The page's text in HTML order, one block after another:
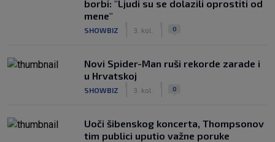
borbi: "Ljudi su se dolazili oprostiti od
mene"
SHOWBIZ 3. kol. 0
Novi Spider-Man ruši rekorde zarade i
u Hrvatskoj
SHOWBIZ 3. kol. 0
Uoči šibenskog koncerta, Thompsonov
tim publici uputio važne poruke